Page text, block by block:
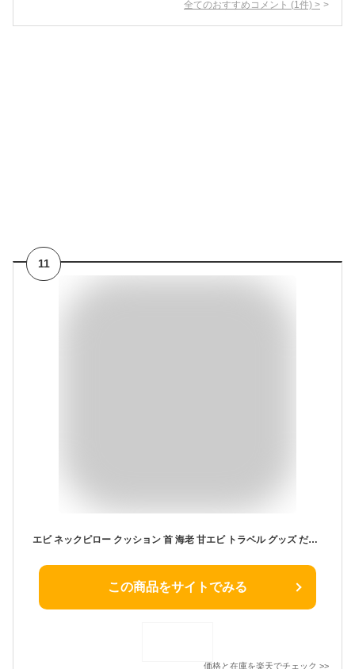
全てのおすすめコメント (1 件) >
11
エビ ネックピロー クッション 首 海老 甘エビ トラベル グッズ だき枕 海 リアルクッション おもしろ雑貨 プレゼント 友人 食べ物 旅行 トラベルグッズ インテリア ユニーク 雑貨 食べ物 個性的 睡眠 快眠 リアル 3Dクッションお昼寝 送料無料
この商品をサイトでみる
価格と在庫を楽天でチェック >>